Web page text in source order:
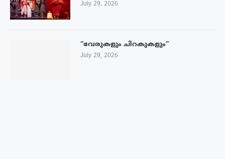
July 29, 2026
“വേരുകളും ചിറകുകളും”
July 29, 2026